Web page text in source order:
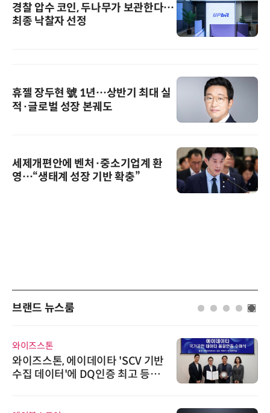
경찰 압수 코인, 두나무가 보관한다…
최종 낙찰자 선정
휴젤 장두현 號 1년…상반기 최대 실
적·글로벌 성장 본궤도
세제개편안에 벤처·중소기업계 환
영…“생태계 성장 기반 확충”
브랜드 뉴스룸
와이즈스톤
와이즈스톤, 에이데이타 'SCV 기반
수집 데이터'에 DQ인증 최고 등급